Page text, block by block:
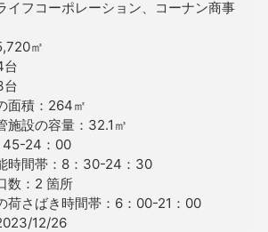
イフコーポレーション、コーナン商事
㎡
台
台
面積：264㎡
施設の容量：32.1㎥
45-24：00
時間帯：8：30-24：30
数：2 箇所
荷さばき時間帯：6：00-21：00
12/26